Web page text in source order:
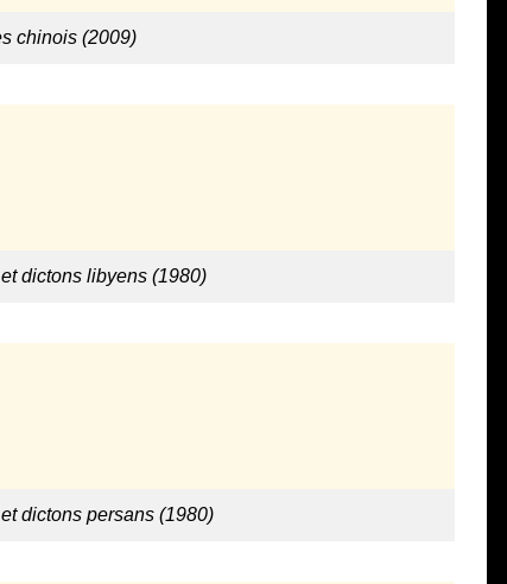
chinois (2009)
dictons libyens (1980)
dictons persans (1980)